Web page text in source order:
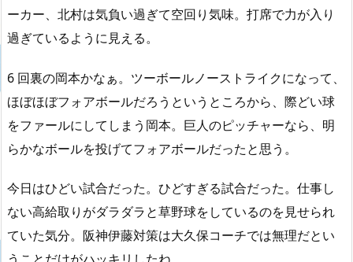
ーカー、北村は気負い過ぎて空回り気味。打席で力が入り
過ぎているように見える。
6 回裏の岡本かなぁ。ツーボールノーストライクになって、
ほぼほぼフォアボールだろうというところから、際どい球
をファールにしてしまう岡本。巨人のピッチャーなら、明
らかなボールを投げてフォアボールだったと思う。
今日はひどい試合だった。ひどすぎる試合だった。仕事し
ない高給取りがダラダラと草野球をしているのを見せられ
ていた気分。阪神伊藤対策は大久保コーチでは無理だとい